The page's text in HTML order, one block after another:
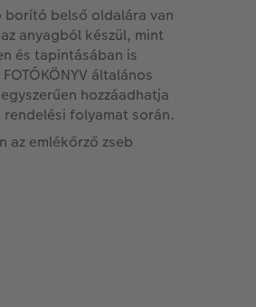
borító belső oldalára van
anyagból készül, mint
és tapintásában is
általános
hozzáadhatja
rendelési folyamat során.
az emlékőrző zseb